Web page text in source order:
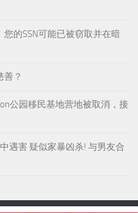
的SSN可能已被窃取并在暗
善？
公园移民基地营地被取消，接
遇害 疑似家暴凶杀! 与男友合